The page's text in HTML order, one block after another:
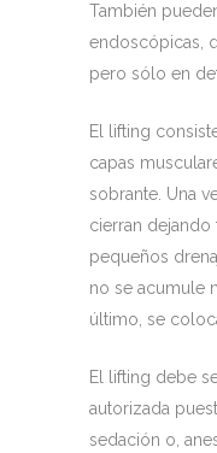
También
endoscópicas,
pero sólo en
El lifting
capas
sobrante. Una
cierran
pequeños
no se acumule
último, se
El lifting debe
autorizada
sedación o,